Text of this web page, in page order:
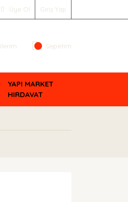
Üye Ol Giriş Yap
Sepetim
YAPI MARKET
HIRDAVAT